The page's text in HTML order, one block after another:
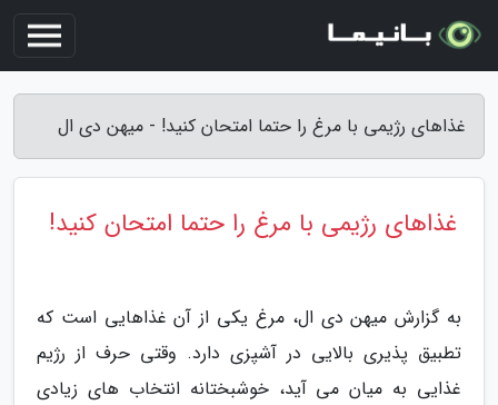
غذاهای رژیمی با مرغ را حتما امتحان کنید! - میهن دی ال
غذاهای رژیمی با مرغ را حتما امتحان کنید!
به گزارش میهن دی ال، مرغ یکی از آن غذاهایی است که
تطبیق پذیری بالایی در آشپزی دارد. وقتی حرف از رژیم
غذایی به میان می آید، خوشبختانه انتخاب های زیادی